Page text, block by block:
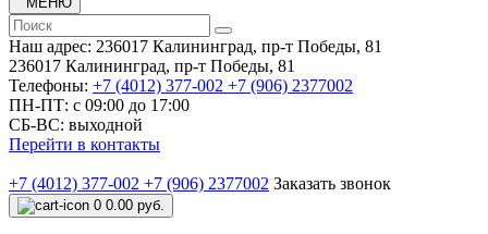
Наш адрес: 236017 Калининград,​ пр-т Победы, 81
236017 Калининград,​ пр-т Победы, 81
Телефоны: +7 (4012) 377-002 +7 (906) 2377002
ПН-ПТ: с 09:00 до 17:00
СБ-ВС: выходной
Перейти в контакты
+7 (4012) 377-002 +7 (906) 2377002 Заказать звонок
0 0.00 руб.